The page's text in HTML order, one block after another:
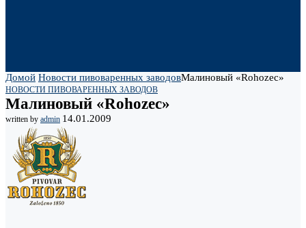
Домой Новости пивоваренных заводовМалиновый «Rohozec»
НОВОСТИ ПИВОВАРЕННЫХ ЗАВОДОВ
Малиновый «Rohozec»
written by admin 14.01.2009